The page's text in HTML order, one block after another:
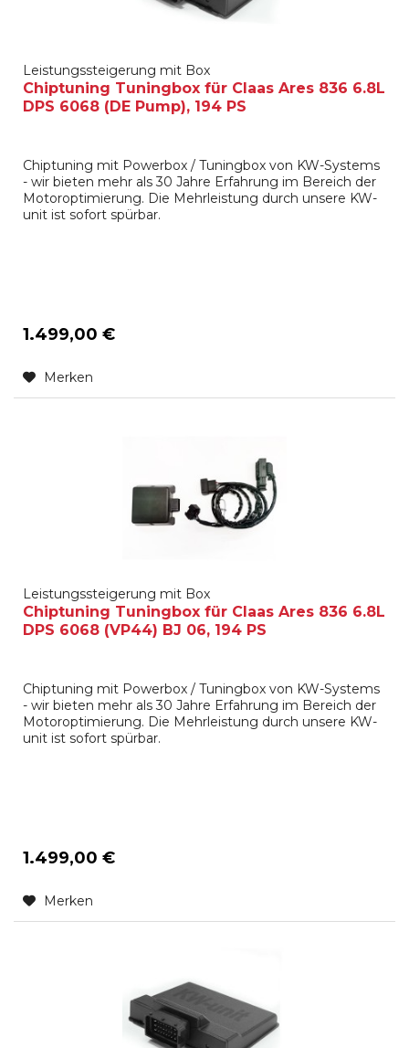
Leistungssteigerung mit Box
Chiptuning Tuningbox für Claas Ares 836 6.8L
DPS 6068 (DE Pump), 194 PS
Chiptuning mit Powerbox / Tuningbox von KW-Systems
- wir bieten mehr als 30 Jahre Erfahrung im Bereich der
Motoroptimierung. Die Mehrleistung durch unsere KW-
unit ist sofort spürbar.
1.499,00 €
Merken
Leistungssteigerung mit Box
Chiptuning Tuningbox für Claas Ares 836 6.8L
DPS 6068 (VP44) BJ 06, 194 PS
Chiptuning mit Powerbox / Tuningbox von KW-Systems
- wir bieten mehr als 30 Jahre Erfahrung im Bereich der
Motoroptimierung. Die Mehrleistung durch unsere KW-
unit ist sofort spürbar.
1.499,00 €
Merken